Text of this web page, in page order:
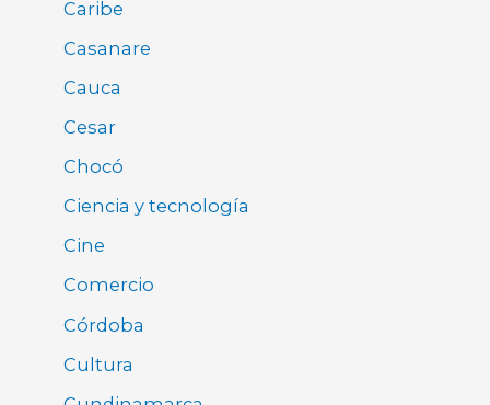
Caribe
Casanare
Cauca
Cesar
Chocó
Ciencia y tecnología
Cine
Comercio
Córdoba
Cultura